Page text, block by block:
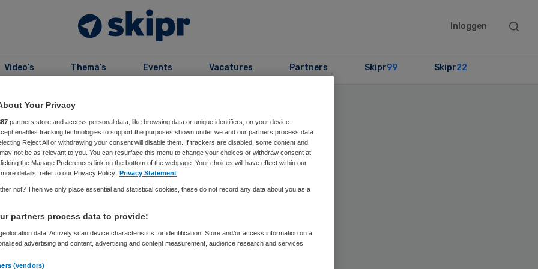
Inloggen
Search
Video’s Thema’s Events Vacatures Partners Skipr99 Skipr22
dr. Patrick Kenis
Public Governance aan de Tilburg School of Economics
(Tilburg University)
Kenis is sinds 2018 Hoogleraar Public Governance
School of Economics and Management).
hij Academic Dean van Antwerp Management
School for Business and Society, Tilburg. Van
Your Privacy
partners store and access personal data, like browsing data or unique identifiers, on your device.
enables tracking technologies to support the purposes shown under we and our partners process data
Reject All or withdrawing your consent will disable them. If trackers are disabled, some content and
not be as relevant to you. You can resurface this menu to change your choices or withdraw consent at
the Manage Preferences link on the bottom of the webpage. Your choices will have effect within our
details, refer to our Privacy Policy. Privacy Statement
not? Then we only place essential and statistical cookies, these do not record any data about you as a
partners process data to provide:
data. Actively scan device characteristics for identification. Store and/or access information on a
advertising and content, advertising and content measurement, audience research and services
(vendors)